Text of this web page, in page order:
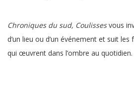
Chroniques du sud, Coulissesvous
d’un lieu ou d’un événement et suit
qui œuvrent dans l’ombre au quotidien.